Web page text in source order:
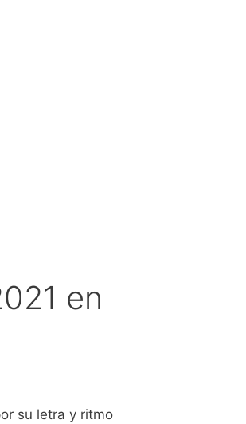
en
su letra y ritmo